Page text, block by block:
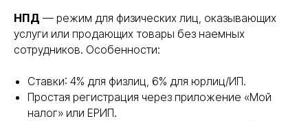
НПД — режим для физических лиц, оказывающих
услуги или продающих товары без наемных
сотрудников. Особенности:
Ставки: 4% для физлиц, 6% для юрлиц/ИП.
Простая регистрация через приложение «Мой
налог» или ЕРИП.